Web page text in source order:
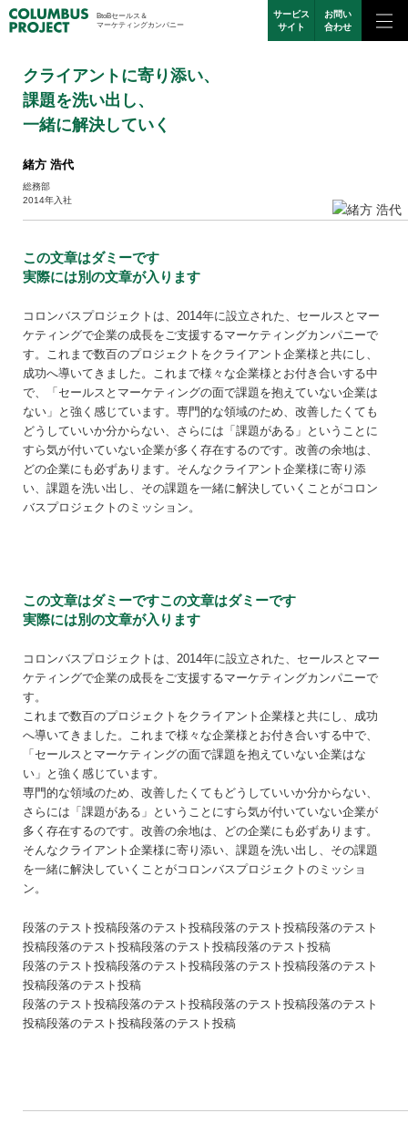
BtoBセールス＆
マーケティングカンパニー
サービス
サイト
お問い
合わせ
クライアントに寄り添い、
課題を洗い出し、
一緒に解決していく
緒方 浩代
総務部
2014年入社
この文章はダミーです
実際には別の文章が入ります
コロンバスプロジェクトは、2014年に設立された、セールスとマー
ケティングで企業の成長をご支援するマーケティングカンパニーで
す。これまで数百のプロジェクトをクライアント企業様と共にし、
成功へ導いてきました。これまで様々な企業様とお付き合いする中
で、「セールスとマーケティングの面で課題を抱えていない企業は
ない」と強く感じています。専門的な領域のため、改善したくても
どうしていいか分からない、さらには「課題がある」ということに
すら気が付いていない企業が多く存在するのです。改善の余地は、
どの企業にも必ずあります。そんなクライアント企業様に寄り添
い、課題を洗い出し、その課題を一緒に解決していくことがコロン
バスプロジェクトのミッション。
この文章はダミーですこの文章はダミーです
実際には別の文章が入ります
コロンバスプロジェクトは、2014年に設立された、セールスとマー
ケティングで企業の成長をご支援するマーケティングカンパニーで
す。
これまで数百のプロジェクトをクライアント企業様と共にし、成功
へ導いてきました。これまで様々な企業様とお付き合いする中で、
「セールスとマーケティングの面で課題を抱えていない企業はな
い」と強く感じています。
専門的な領域のため、改善したくてもどうしていいか分からない、
さらには「課題がある」ということにすら気が付いていない企業が
多く存在するのです。改善の余地は、どの企業にも必ずあります。
そんなクライアント企業様に寄り添い、課題を洗い出し、その課題
を一緒に解決していくことがコロンバスプロジェクトのミッショ
ン。
段落のテスト投稿段落のテスト投稿段落のテスト投稿段落のテスト
投稿段落のテスト投稿段落のテスト投稿段落のテスト投稿
段落のテスト投稿段落のテスト投稿段落のテスト投稿段落のテスト
投稿段落のテスト投稿
段落のテスト投稿段落のテスト投稿段落のテスト投稿段落のテスト
投稿段落のテスト投稿段落のテスト投稿